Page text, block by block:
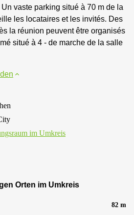
vaste parking situé à 70 m de la
les locataires et les invités. Des
la réunion peuvent être organisés
situé à 4 - de marche de la salle
im Umkreis
Orten im Umkreis
82 m